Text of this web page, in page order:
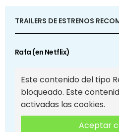
TRAILERS DE ESTRENOS
Rafa (en Netflix)
Este contenido del tipo
bloqueado. Este
activadas las cookies.
Aceptar